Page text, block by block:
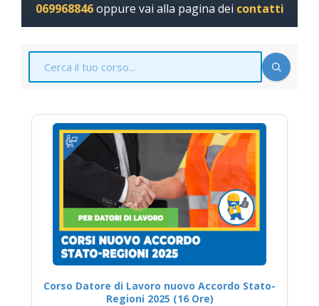
069968846oppure vai alla pagina dei contatti
Corso Datore di Lavoro nuovo Accordo Stato-
Regioni 2025 (16 Ore)